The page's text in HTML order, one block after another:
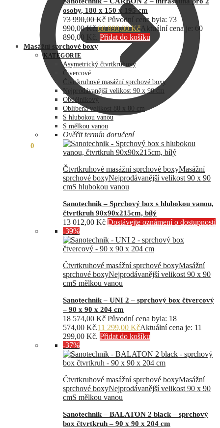
0
osoby, 180 x 150 x 195 cm
73 990,00Kč Původní cena byla: 73
990,00 Kč.60 890,00Kč Aktuální cena je: 60
890,00 Kč. Přidat do košíku
Masážní sprchové boxy
KATEGORIE
Asymetrický čtvrtkruhový
Čtvercové
Čtvrtkruhové masážní sprchové boxy
Nejprodávanější velikost 90 x 90 cm
Obdélníkový
Oblíbená velikost 80 x 80 cm
S hlubokou vanou
S mělkou vanou
Ověřit termín doručení
Čtvrtkruhové masážní sprchové boxyMasážní
sprchové boxyNejprodávanější velikost 90 x 90
cmS hlubokou vanou
Sanotechnik – Sprchový box s hlubokou vanou,
čtvrtkruh 90x90x215cm, bílý
13 012,00 Kč Dostávejte oznámení o dostupnosti
-39%
Čtvrtkruhové masážní sprchové boxyMasážní
sprchové boxyNejprodávanější velikost 90 x 90
cmS mělkou vanou
Sanotechnik – UNI 2 – sprchový box čtvercový
– 90 x 90 x 204 cm
18 574,00Kč Původní cena byla: 18
574,00 Kč.11 299,00 KčAktuální cena je: 11
299,00 Kč. Přidat do košíku
-37%
Čtvrtkruhové masážní sprchové boxyMasážní
sprchové boxyNejprodávanější velikost 90 x 90
cmS mělkou vanou
Sanotechnik – BALATON 2 black – sprchový
box čtvrtkruh – 90 x 90 x 204 cm